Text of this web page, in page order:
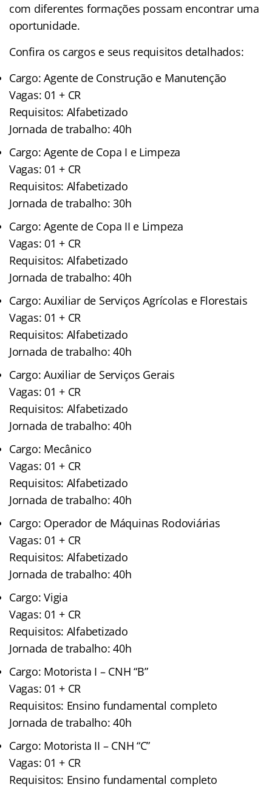
com diferentes formações possam encontrar uma
oportunidade.
Confira os cargos e seus requisitos detalhados:
Cargo: Agente de Construção e Manutenção
Vagas: 01 + CR
Requisitos: Alfabetizado
Jornada de trabalho: 40h
Cargo: Agente de Copa I e Limpeza
Vagas: 01 + CR
Requisitos: Alfabetizado
Jornada de trabalho: 30h
Cargo: Agente de Copa II e Limpeza
Vagas: 01 + CR
Requisitos: Alfabetizado
Jornada de trabalho: 40h
Cargo: Auxiliar de Serviços Agrícolas e Florestais
Vagas: 01 + CR
Requisitos: Alfabetizado
Jornada de trabalho: 40h
Cargo: Auxiliar de Serviços Gerais
Vagas: 01 + CR
Requisitos: Alfabetizado
Jornada de trabalho: 40h
Cargo: Mecânico
Vagas: 01 + CR
Requisitos: Alfabetizado
Jornada de trabalho: 40h
Cargo: Operador de Máquinas Rodoviárias
Vagas: 01 + CR
Requisitos: Alfabetizado
Jornada de trabalho: 40h
Cargo: Vigia
Vagas: 01 + CR
Requisitos: Alfabetizado
Jornada de trabalho: 40h
Cargo: Motorista I – CNH “B”
Vagas: 01 + CR
Requisitos: Ensino fundamental completo
Jornada de trabalho: 40h
Cargo: Motorista II – CNH “C”
Vagas: 01 + CR
Requisitos: Ensino fundamental completo